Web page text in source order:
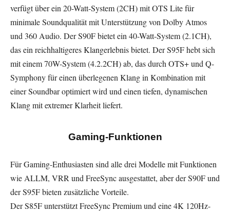
verfügt über ein 20-Watt-System (2CH) mit OTS Lite für
minimale Soundqualität mit Unterstützung von Dolby Atmos
und 360 Audio. Der S90F bietet ein 40-Watt-System (2.1CH),
das ein reichhaltigeres Klangerlebnis bietet. Der S95F hebt sich
mit einem 70W-System (4.2.2CH) ab, das durch OTS+ und Q-
Symphony für einen überlegenen Klang in Kombination mit
einer Soundbar optimiert wird und einen tiefen, dynamischen
Klang mit extremer Klarheit liefert.
Gaming-Funktionen
Für Gaming-Enthusiasten sind alle drei Modelle mit Funktionen
wie ALLM, VRR und FreeSync ausgestattet, aber der S90F und
der S95F bieten zusätzliche Vorteile.
Der S85F unterstützt FreeSync Premium und eine 4K 120Hz-